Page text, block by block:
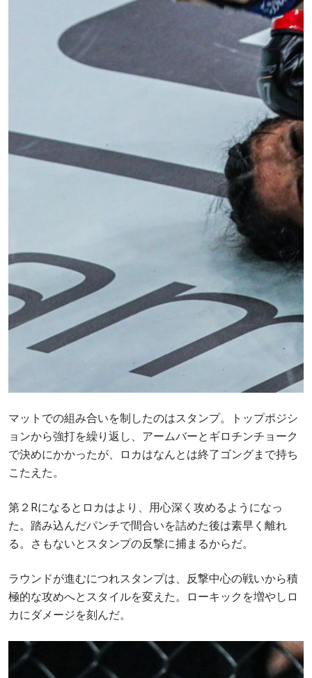
マットでの組み合いを制したのはスタンプ。トップポジシ
ョンから強打を繰り返し、アームバーとギロチンチョーク
で決めにかかったが、ロカはなんとは終了ゴングまで持ち
こたえた。
第２Rになるとロカはより、用心深く攻めるようになっ
た。踏み込んだパンチで間合いを詰めた後は素早く離れ
る。さもないとスタンプの反撃に捕まるからだ。
ラウンドが進むにつれスタンプは、反撃中心の戦いから積
極的な攻めへとスタイルを変えた。ローキックを増やしロ
カにダメージを刻んだ。